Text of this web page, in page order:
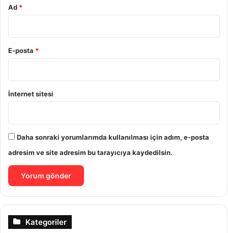
Ad *
E-posta *
İnternet sitesi
Daha sonraki yorumlarımda kullanılması için adım, e-posta
adresim ve site adresim bu tarayıcıya kaydedilsin.
Kategoriler